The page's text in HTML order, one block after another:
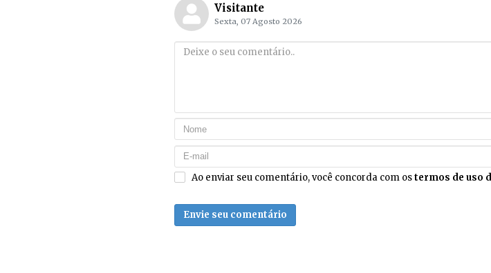
Visitante
Sexta, 07 Agosto 2026
Ao enviar seu comentário, você concorda com ostermos de uso
Envie seu comentário